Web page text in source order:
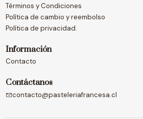
Términos y Condiciones
Política de cambio y reembolso
Política de privacidad.
Información
Contacto
Contáctanos
contacto@pasteleriafrancesa.cl